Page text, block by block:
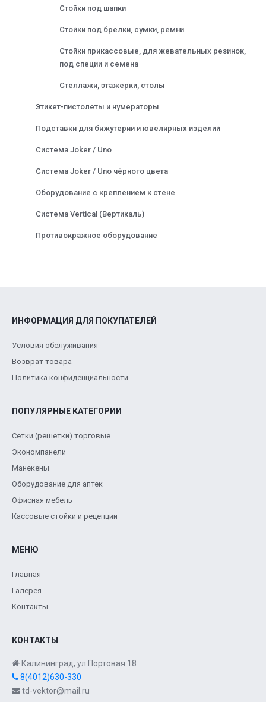
Стойки под шапки
Стойки под брелки, сумки, ремни
Стойки прикассовые, для жевательных резинок,
под специи и семена
Стеллажи, этажерки, столы
Этикет-пистолеты и нумераторы
Подставки для бижутерии и ювелирных изделий
Система Joker / Uno
Система Joker / Uno чёрного цвета
Оборудование с креплением к стене
Система Vertical (Вертикаль)
Противокражное оборудование
ИНФОРМАЦИЯ ДЛЯ ПОКУПАТЕЛЕЙ
Условия обслуживания
Возврат товара
Политика конфиденциальности
ПОПУЛЯРНЫЕ КАТЕГОРИИ
Сетки (решетки) торговые
Экономпанели
Манекены
Оборудование для аптек
Офисная мебель
Кассовые стойки и рецепции
МЕНЮ
Главная
Галерея
Контакты
КОНТАКТЫ
Калининград, ул.Портовая 18
8(4012)630-330
td-vektor@mail.ru